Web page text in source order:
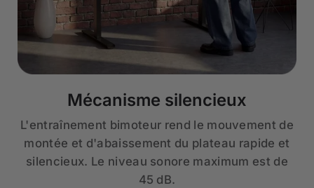
Mécanisme silencieux
L'entraînement bimoteur rend le mouvement de
montée et d'abaissement du plateau rapide et
silencieux. Le niveau sonore maximum est de
45 dB.